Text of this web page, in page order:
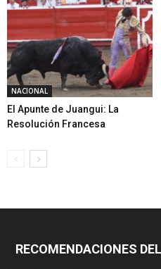
NACIONAL
El Apunte de Juangui: La
Resolución Francesa
RECOMENDACIONES